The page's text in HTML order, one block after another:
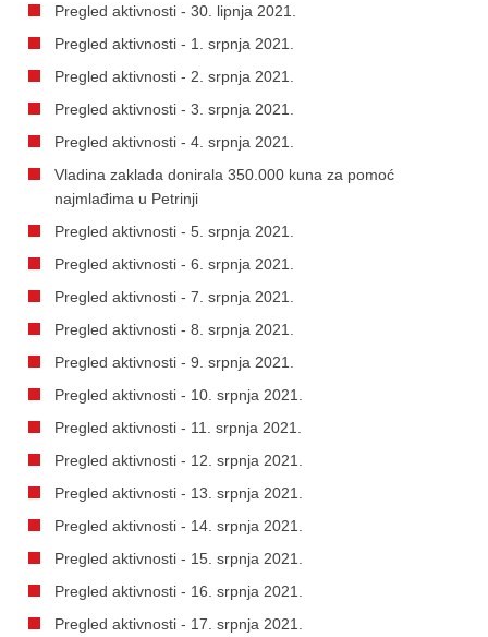
Pregled aktivnosti - 30. lipnja 2021.
Pregled aktivnosti - 1. srpnja 2021.
Pregled aktivnosti - 2. srpnja 2021.
Pregled aktivnosti - 3. srpnja 2021.
Pregled aktivnosti - 4. srpnja 2021.
Vladina zaklada donirala 350.000 kuna za pomoć
najmlađima u Petrinji
Pregled aktivnosti - 5. srpnja 2021.
Pregled aktivnosti - 6. srpnja 2021.
Pregled aktivnosti - 7. srpnja 2021.
Pregled aktivnosti - 8. srpnja 2021.
Pregled aktivnosti - 9. srpnja 2021.
Pregled aktivnosti - 10. srpnja 2021.
Pregled aktivnosti - 11. srpnja 2021.
Pregled aktivnosti - 12. srpnja 2021.
Pregled aktivnosti - 13. srpnja 2021.
Pregled aktivnosti - 14. srpnja 2021.
Pregled aktivnosti - 15. srpnja 2021.
Pregled aktivnosti - 16. srpnja 2021.
Pregled aktivnosti - 17. srpnja 2021.